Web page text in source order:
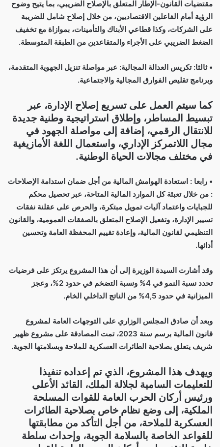
مقتضيات القانون-الإطار المتعلق بالإصلاح الضريبي، بما يتيح وضوح
الرؤية أمام الفاعلين الاقتصاديين، من خلال إصلاح شامل للضريبة
على الشركات، وكذا قطاعي الأبناك والتأمينات، بموازاة مع تخفيف
الضغط الضريبي على الأجراء والمتقاعدين من الطبقة المتوسطة.
• ثالثا: تكريس العدالة المجالية: عبر مواصلة تنزيل الجهوية المتقدمة،
وبرنامج تقليص الفوارق المجالية والاجتماعية.
كما سيتم العمل على تسريع إصلاح الإدارة، عبر
تبسيط المساطر، وإطلاق استراتيجية وطنية جديدة
للانتقال الرقمي، إضافة إلى مواصلة الجهود في
مجال اللاتمركز الإداري، واستعمال اللغة الأمازيغية
في مختلف مجالات الحياة الوطنية.
• رابعا : استعادة الهوامش المالية من أجل ضمان استدامة الإصلاحات
: من خلال تعبئة كل الموارد المالية المتاحة، عبر تحصيل محكم
للجبايات واعتماد آليات تمويل مبتكرة، والحرص على عقلنة نفقات
تسيير الإدارة، وتفعيل الإصلاح المتعلق بالصفقات العمومية، والقانون
التنظيمي لقانون المالية، وإعادة تقييم المحفظة العامة وتحسين
أدائها.
وقد أشارت السيدة الوزيرة إلى أن هذا المشروع يرتكز على فرضيات
تحدد نسبة النمو في 4% ونسبة التضخم في حدود 2%، وعجز
الميزانية في حدود 4,5% من الناتج الداخلي الخام.
وبعد أن صادق المجلس الوزاري على التوجهات العامة لمشروع
قانون المالية برسم سنة 2023، تمت المصادقة على مشروع ظهير
شريف يتعلق بصلاحية الطائرات العسكرية للملاحة وبسلامتها الجوية.
ويهدف هذا المشروع، الذي تم إعداده تنفيذا
للتعليمات السامية لجلالة الملك، القائد الأعلى
ورئيس أركان الحرب العامة للقوات المسلحة
الملكية، إلى وضع نظام خاص بصلاحية الطائرات
العسكرية للملاحة، من أجل التأكد من مطابقتها
للقواعد الخاصة بالسلامة الجوية، وإحداث سلطة